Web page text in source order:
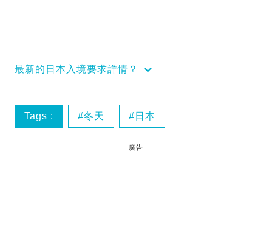
最新的日本入境要求詳情？
Tags : 冬天 日本
廣告